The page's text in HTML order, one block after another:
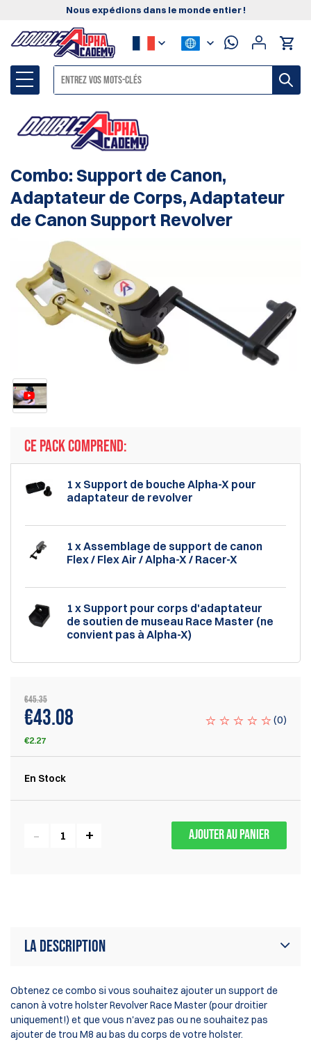
Nous expédions dans le monde entier !
Combo: Support de Canon,
Adaptateur de Corps, Adaptateur
de Canon Support Revolver
CE PACK COMPREND:
1 x Support de bouche Alpha-X pour
adaptateur de revolver
1 x Assemblage de support de canon
Flex / Flex Air / Alpha-X / Racer-X
1 x Support pour corps d'adaptateur
de soutien de museau Race Master (ne
convient pas à Alpha-X)
€45.35
€43.08
€2.27
(0)
En Stock
AJOUTER AU PANIER
La description
Obtenez ce combo si vous souhaitez ajouter un support de
canon à votre holster Revolver Race Master (pour droitier
uniquement!) et que vous n'avez pas ou ne souhaitez pas
ajouter de trou M8 au bas du corps de votre holster.